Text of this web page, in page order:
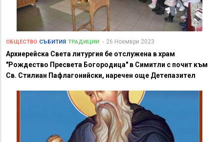
ОБЩЕСТВО СЪБИТИЯ ТРАДИЦИИ 26 Ноември 2023
Архиерейска Света литургия бе отслужена в храм
"Рождество Пресвета Богородица" в Симитли с почит към
Св. Стилиан Пафлагонийски, наречен още Детепазител